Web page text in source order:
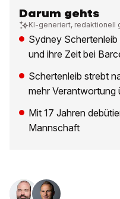
Darum gehts
KI-generiert, redaktionell
Sydney
und ihre Zeit bei
Schertenleib strebt
mehr Verantwortung
Mit 17 Jahren
Mannschaft